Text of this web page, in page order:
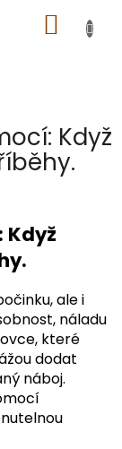
KOŠÍK
Když
Když
ale i
náladu
které
dodat
náboj.